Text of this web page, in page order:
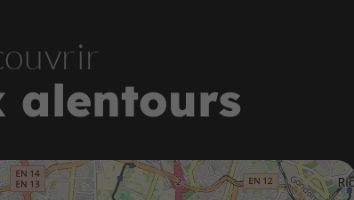
alentours